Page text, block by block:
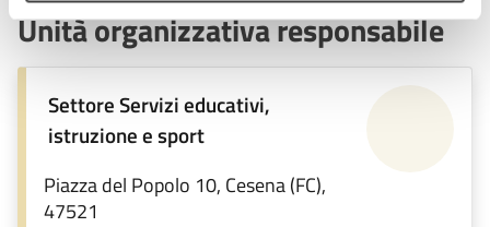
Unità organizzativa responsabile
Settore Servizi educativi,
istruzione e sport
Piazza del Popolo 10, Cesena (FC),
47521